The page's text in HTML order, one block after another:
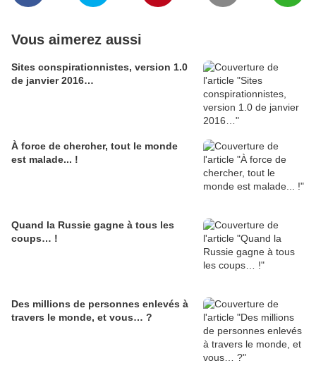
Vous aimerez aussi
Sites conspirationnistes, version 1.0
de janvier 2016…
À force de chercher, tout le monde
est malade... !
Quand la Russie gagne à tous les
coups… !
Des millions de personnes enlevés à
travers le monde, et vous… ?